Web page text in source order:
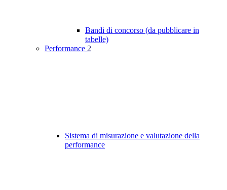
Bandi di concorso (da pubblicare in
tabelle)
Performance 2
Sistema di misurazione e valutazione della
performance